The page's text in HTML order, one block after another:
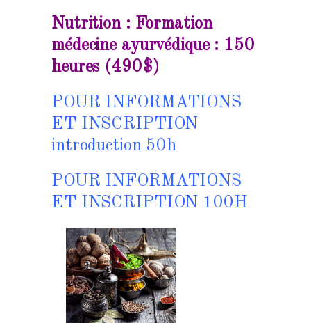
Nutrition : Formation
médecine ayurvédique : 150
heures (490$)
POUR INFORMATIONS
ET INSCRIPTION
introduction 50h
POUR INFORMATIONS
ET INSCRIPTION 100H